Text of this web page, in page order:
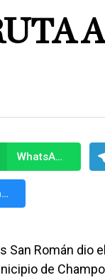
A
WhatsApp
Messenger
San Román dio
de